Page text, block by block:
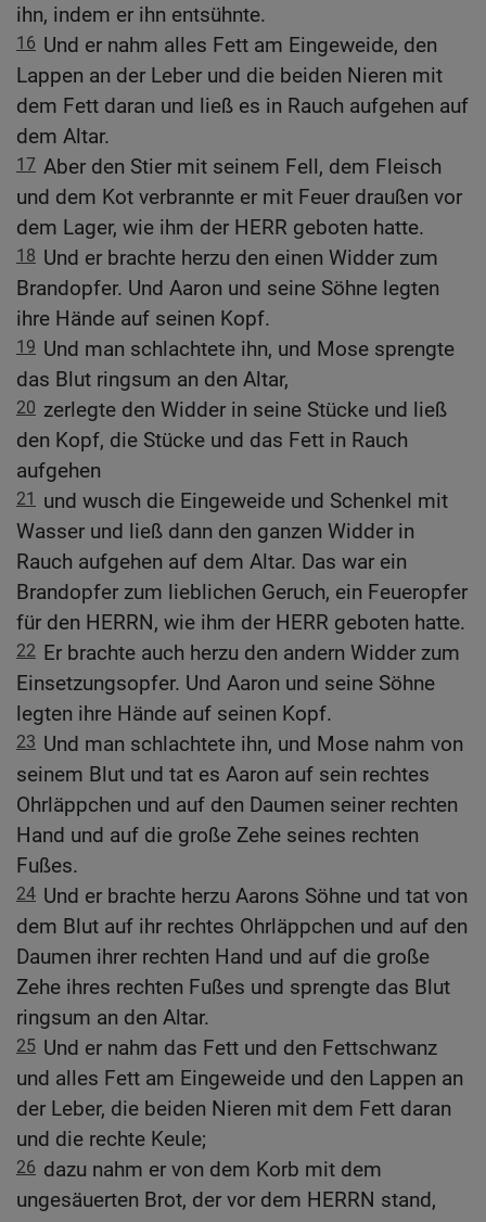
ihn, indem er ihn entsühnte.
16 Und er nahm alles Fett am Eingeweide, den
Lappen an der Leber und die beiden Nieren mit
dem Fett daran und ließ es in Rauch aufgehen auf
dem Altar.
17 Aber den Stier mit seinem Fell, dem Fleisch
und dem Kot verbrannte er mit Feuer draußen vor
dem Lager, wie ihm der HERR geboten hatte.
18 Und er brachte herzu den einen Widder zum
Brandopfer. Und Aaron und seine Söhne legten
ihre Hände auf seinen Kopf.
19 Und man schlachtete ihn, und Mose sprengte
das Blut ringsum an den Altar,
20 zerlegte den Widder in seine Stücke und ließ
den Kopf, die Stücke und das Fett in Rauch
aufgehen
21
und wusch die Eingeweide und Schenkel mit
Wasser und ließ dann den ganzen Widder in
Rauch aufgehen auf dem Altar. Das war ein
Brandopfer zum lieblichen Geruch, ein Feueropfer
für den HERRN, wie ihm der HERR geboten hatte.
22 Er brachte auch herzu den andern Widder zum
Einsetzungsopfer. Und Aaron und seine Söhne
legten ihre Hände auf seinen Kopf.
23 Und man schlachtete ihn, und Mose nahm von
seinem Blut und tat es Aaron auf sein rechtes
Ohrläppchen und auf den Daumen seiner rechten
Hand und auf die große Zehe seines rechten
Fußes.
24 Und er brachte herzu Aarons Söhne und tat von
dem Blut auf ihr rechtes Ohrläppchen und auf den
Daumen ihrer rechten Hand und auf die große
Zehe ihres rechten Fußes und sprengte das Blut
ringsum an den Altar.
25 Und er nahm das Fett und den Fettschwanz
und alles Fett am Eingeweide und den Lappen an
der Leber, die beiden Nieren mit dem Fett daran
und die rechte Keule;
26 dazu nahm er von dem Korb mit dem
ungesäuerten Brot, der vor dem HERRN stand,